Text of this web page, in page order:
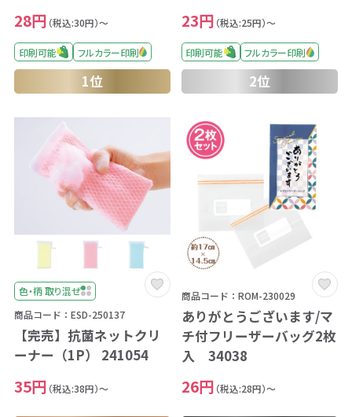
28円 （税込:30円）～
印刷可能 フルカラー印刷
1位
23円 （税込:25円）～
印刷可能 フルカラー印刷
2位
色・柄 取り混ぜ
商品コード：ESD-250137
【完売】抗菌ネットクリ
ーナー（1P） 241054
35円 （税込:38円）～
商品コード：ROM-230029
ありがとうございます/マ
チ付フリーザーバッグ2枚
入 34038
26円 （税込:28円）～